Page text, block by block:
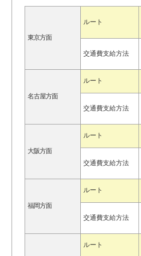
東京方面
ルート
交通費支給方法
名古屋方面
ルート
交通費支給方法
大阪方面
ルート
交通費支給方法
福岡方面
ルート
交通費支給方法
ルート